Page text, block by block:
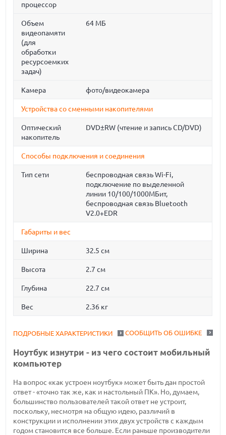
процессор
Объем
видеопамяти
(для
обработки
ресурсоемких
задач)
64 МБ
Камера фото/видеокамера
Устройства со сменными накопителями
Оптический
накопитель
DVD±RW (чтение и запись CD/DVD)
Способы подключения и соединения
Тип сети
беспроводная связь Wi-Fi,
подключение по выделенной
линии 10/100/1000МБит,
беспроводная связь Bluetooth
V2.0+EDR
Габариты и вес
Ширина 32.5 см
Высота 2.7 см
Глубина 22.7 см
Вес 2.36 кг
СООБЩИТЬ ОБ ОШИБКЕ
ПОДРОБНЫЕ ХАРАКТЕРИСТИКИ
Ноутбук изнутри - из чего состоит мобильный
компьютер
На вопрос «как устроен ноутбук» может быть дан простой
ответ - «точно так же, как и настольный ПК». Но, думаем,
большинство пользователей такой ответ не устроит,
поскольку, несмотря на общую идею, различий в
конструкции и исполнении этих двух устройств с каждым
годом становится все больше. Если раньше производители